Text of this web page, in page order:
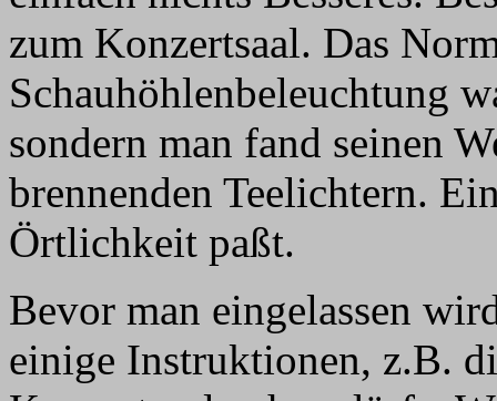
zum Konzertsaal. Das
Schauhöhlenbeleuchtung
sondern man fand seinen
brennenden Teelichtern.
Örtlichkeit paßt.
Bevor man eingelassen
einige Instruktionen, z.B.